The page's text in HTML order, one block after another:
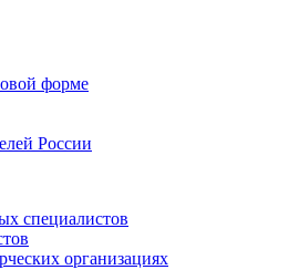
форме
России
специалистов
организациях